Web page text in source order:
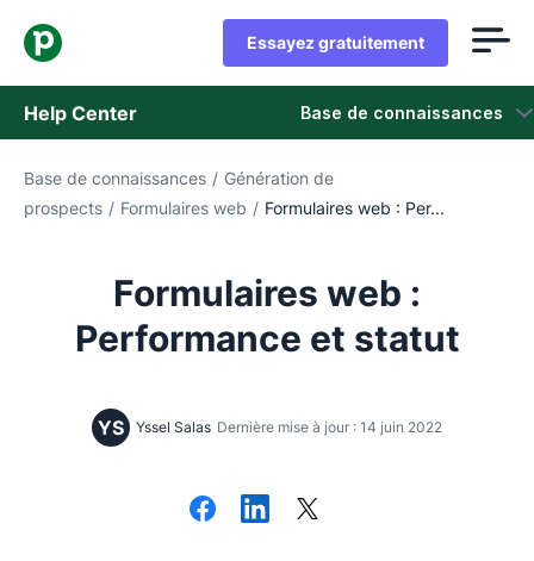
Essayez gratuitement
Help Center Base de connaissances
Base de connaissances
Contacter l'assistance
Base de connaissances / Génération de
prospects / Formulaires web / Formulaires web : Per...
Formulaires web :
Performance et statut
YS Yssel Salas Dernière mise à jour : 14 juin 2022